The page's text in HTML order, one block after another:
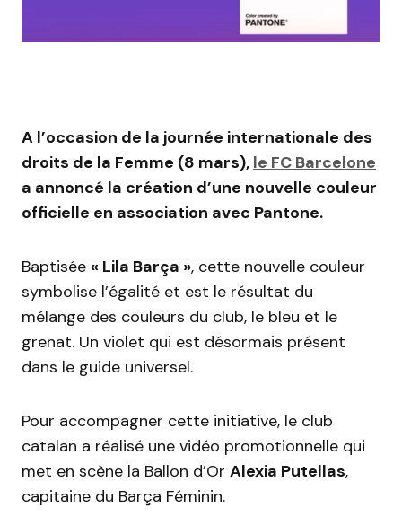
A l’occasion de la journée internationale des
droits de la Femme (8 mars), le FC Barcelone
a annoncé la création d’une nouvelle couleur
officielle en association avec Pantone.
Baptisée « Lila Barça », cette nouvelle couleur
symbolise l’égalité et est le résultat du
mélange des couleurs du club, le bleu et le
grenat. Un violet qui est désormais présent
dans le guide universel.
Pour accompagner cette initiative, le club
catalan a réalisé une vidéo promotionnelle qui
met en scène la Ballon d’Or Alexia Putellas,
capitaine du Barça Féminin.